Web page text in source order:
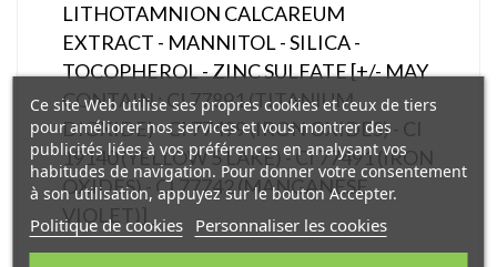
LITHOTAMNION CALCAREUM
EXTRACT - MANNITOL - SILICA -
TOCOPHEROL - ZINC SULFATE [+/- MAY
CONTAIN : CI 77891 (TITANIUM
DIOXIDE) - CI 77499 (IRON OXIDES) - CI
19140 (YELLOW 5 LAKE) - CI 77491 (IRON
OXIDES) - CI 77742 (MANGANESE
VIOLET)]_
Ce site Web utilise ses propres cookies et ceux de tiers
pour améliorer nos services et vous montrer des
publicités liées à vos préférences en analysant vos
habitudes de navigation. Pour donner votre consentement
à son utilisation, appuyez sur le bouton Accepter.
Politique de cookies Personnaliser les cookies